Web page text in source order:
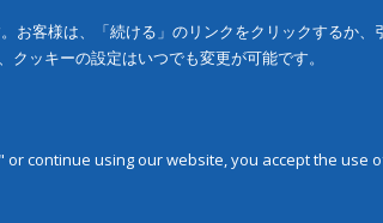
客様は、「続ける」のリンクをクリックするか、
ッキーの設定はいつでも変更が可能です。
continue using our website, you accept the use